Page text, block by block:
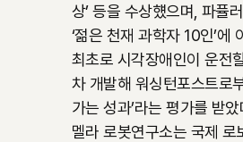
상’ 등을 수상헀으며, 파퓰
‘젊은 천재 과학자 10인’에
최초로 시각장애인이 운전
차 개발해 워싱턴포스트로
가는 성과’라는 평가를 받
멜라 로봇연구소는 국제